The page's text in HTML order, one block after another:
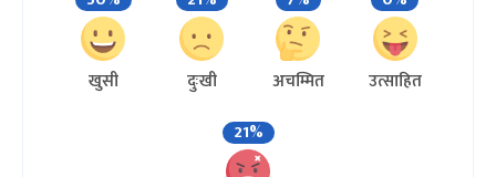
खुसी दुःखी अचम्मित
उत्साहित
21%